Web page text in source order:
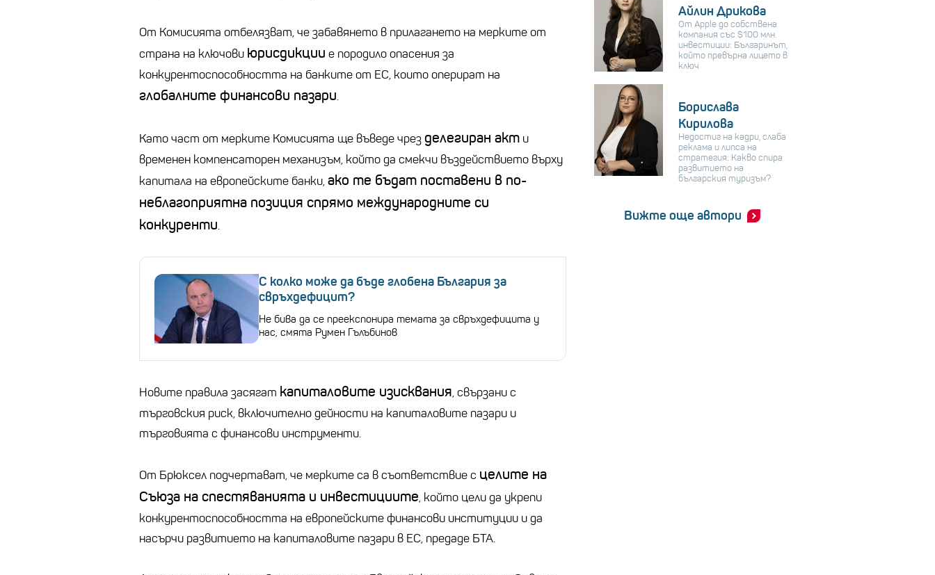
От Комисията отбелязват, че забавянето в прилагането на мерките от
страна на ключови юрисдикции е породило опасения за
конкурентоспособността на банките от ЕС, които оперират на
глобалните финансови пазари.
Като част от мерките Комисията ще въведе чрез делегиран акт и
временен компенсаторен механизъм, който да смекчи въздействието върху
капитала на европейските банки, ако те бъдат поставени в по-
неблагоприятна позиция спрямо международните си
конкуренти.
С колко може да бъде глобена България за
свръхдефицит?
Не бива да се преекспонира темата за свръхдефицита у
нас, смята Румен Гълъбинов
Новите правила засягат капиталовите изисквания, свързани с
търговския риск, включително дейности на капиталовите пазари и
търговията с финансови инструменти.
От Брюксел подчертават, че мерките са в съответствие с целите на
Съюза на спестяванията и инвестициите, който цели да укрепи
конкурентоспособността на европейските финансови институции и да
насърчи развитието на капиталовите пазари в ЕС, предаде БТА.
Айлин Дрикова
От Apple до собствена
компания със $100 млн.
инвестиции: Българинът,
който превърна лицето в
ключ
Борислава
Кирилова
Недостиг на кадри, слаба
реклама и липса на
стратегия: Какво спира
развитието на
българския туризъм?
Вижте още автори